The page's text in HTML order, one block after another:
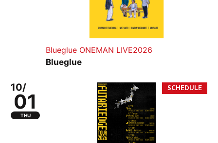
Blueglue ONEMAN LIVE2026
Blueglue
10/
01
THU